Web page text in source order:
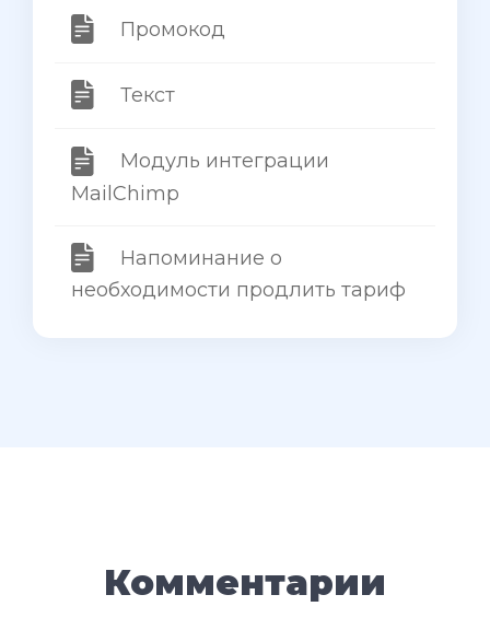
Промокод
Текст
Модуль интеграции
MailChimp
Напоминание о
необходимости продлить тариф
Комментарии